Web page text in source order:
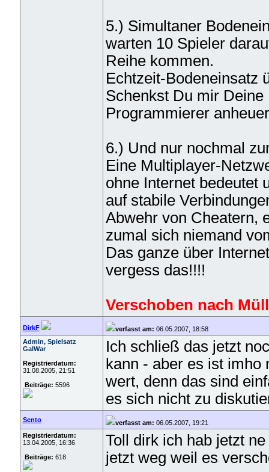
5.) Simultaner
warten 10 Spieler
Reihe kommen.
Echtzeit-Bodeneinsatz
Schenkst Du mir
Programmierer
6.) Und nur nochmal
Eine Multiplayer-
ohne Internet bedeutet
auf stabile
Abwehr von Cheatern,
zumal sich niemand
Das ganze über
vergess das!!!!
Verschoben nach
DirkF verfasst am: 06.05.2007, 18:58
Admin, Spielsatz
GalWar
Registrierdatum:
31.08.2005, 21:51
Beiträge: 5596
Ich schließ das jetzt
kann - aber es ist
wert, denn das sind
es sich nicht zu
Sento verfasst am: 06.05.2007, 19:21
Registrierdatum:
13.04.2005, 16:36
Beiträge: 618
Toll dirk ich hab jetzt
jetzt weg weil es